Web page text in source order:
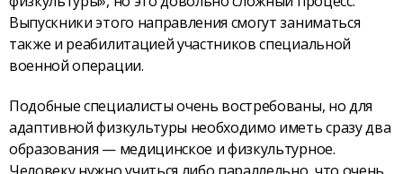
Выпускники этого направления смогут заниматься
также и реабилитацией участников специальной
военной операции.
Подобные специалисты очень востребованы, но для
адаптивной физкультуры необходимо иметь сразу два
образования — медицинское и физкультурное.